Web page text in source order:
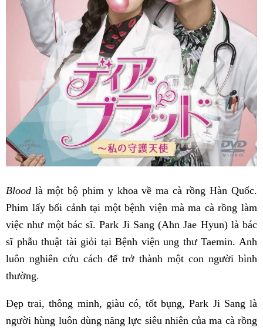
Blood là một bộ phim y khoa về ma cà rồng Hàn Quốc.
Phim lấy bối cảnh tại một bệnh viện mà ma cà rồng làm
việc như một bác sĩ. Park Ji Sang (Ahn Jae Hyun) là bác
sĩ phẫu thuật tài giỏi tại Bệnh viện ung thư Taemin. Anh
luôn nghiên cứu cách để trở thành một con người bình
thường.
Đẹp trai, thông minh, giàu có, tốt bụng, Park Ji Sang là
người hùng luôn dùng năng lực siêu nhiên của ma cà rồng